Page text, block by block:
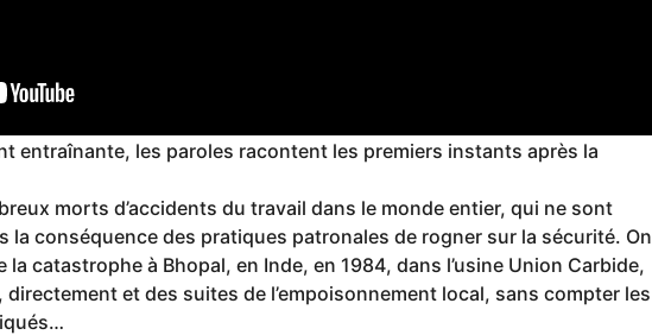
entraînante, les paroles racontent les premiers instants après la
morts d’accidents du travail dans le monde entier, qui ne sont
la conséquence des pratiques patronales de rogner sur la sécurité. On
catastrophe à Bhopal, en Inde, en 1984, dans l’usine Union Carbide,
et des suites de l’empoisonnement local, sans compter les